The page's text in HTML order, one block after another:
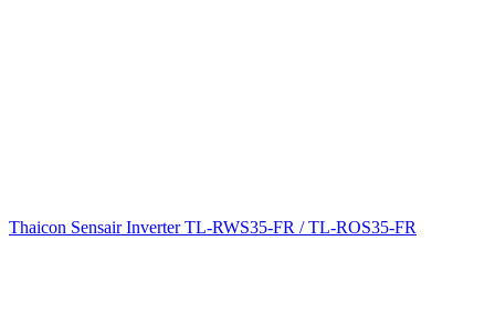
Thaicon Sensair Inverter TL-RWS35-FR / TL-ROS35-FR